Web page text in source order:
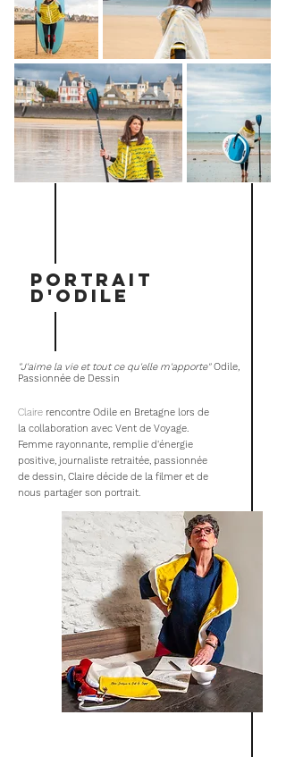
PORTRAIT
D'ODILE
"J'aime la vie et tout ce qu'elle m'apporte"Odile,
Passionnée de Dessin
Claire rencontre Odile en Bretagne lors de
la collaboration avec Vent de Voyage.
Femme rayonnante, remplie d'énergie
positive, journaliste retraitée, passionnée
de dessin, Claire décide de la filmer et de
nous partager son portrait.